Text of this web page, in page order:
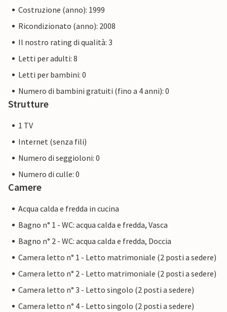
Costruzione (anno): 1999
Ricondizionato (anno): 2008
Il nostro rating di qualità: 3
Letti per adulti: 8
Letti per bambini: 0
Numero di bambini gratuiti (fino a 4 anni): 0
Strutture
1 TV
Internet (senza fili)
Numero di seggioloni: 0
Numero di culle: 0
Camere
Acqua calda e fredda in cucina
Bagno n° 1 - WC: acqua calda e fredda, Vasca
Bagno n° 2 - WC: acqua calda e fredda, Doccia
Camera letto n° 1 - Letto matrimoniale (2 posti a sedere)
Camera letto n° 2 - Letto matrimoniale (2 posti a sedere)
Camera letto n° 3 - Letto singolo (2 posti a sedere)
Camera letto n° 4 - Letto singolo (2 posti a sedere)